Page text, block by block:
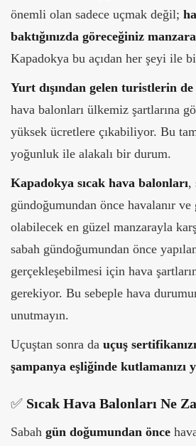
önemli olan sadece uçmak değil;
baktığınızda göreceğiniz manzara
Kapadokya bu açıdan her şeyi ile
Yurt dışından gelen turistlerin de
hava balonları ülkemiz şartlarına
yüksek ücretlere çıkabiliyor. Bu
yoğunluk ile alakalı bir durum.
Kapadokya sıcak hava balonları,
gündoğumundan önce havalanır
olabilecek en güzel manzarayla
sabah gündoğumundan önce
gerçekleşebilmesi için hava
gerekiyor. Bu sebeple hava
unutmayın.
Uçuştan sonra da uçuş
şampanya eşliğinde kutlamanızı
✅ Sıcak Hava Balonları Ne
Sabah gün doğumundan önce